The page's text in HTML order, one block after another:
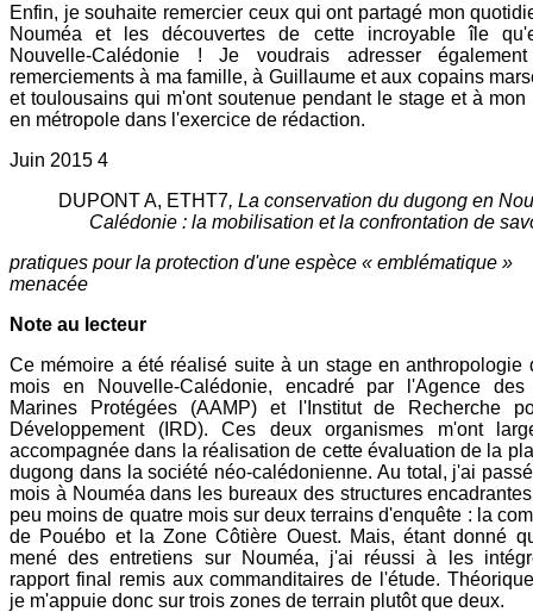
Enfin, je souhaite remercier ceux qui ont partagé mon
Nouméa et les découvertes de cette incroyable île
Nouvelle-Calédonie ! Je voudrais adresser
remerciements à ma famille, à Guillaume et aux copains
et toulousains qui m'ont soutenue pendant le stage et à mon
en métropole dans l'exercice de rédaction.
Juin 2015 4
DUPONT A, ETHT7, La conservation du dugong en
Calédonie : la mobilisation et la confrontation de
pratiques pour la protection d'une espèce « emblématique »
menacée
Note au lecteur
Ce mémoire a été réalisé suite à un stage en anthropologie
mois en Nouvelle-Calédonie, encadré par l'Agence des
Marines Protégées (AAMP) et l'Institut de Recherche
Développement (IRD). Ces deux organismes m'ont
accompagnée dans la réalisation de cette évaluation de la
dugong dans la société néo-calédonienne. Au total, j'ai
mois à Nouméa dans les bureaux des structures
peu moins de quatre mois sur deux terrains d'enquête : la
de Pouébo et la Zone Côtière Ouest. Mais, étant donné
mené des entretiens sur Nouméa, j'ai réussi à les
rapport final remis aux commanditaires de l'étude.
je m'appuie donc sur trois zones de terrain plutôt que deux.